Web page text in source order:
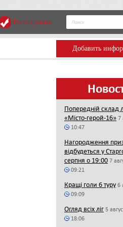
Регистрация
Добавить
Попередній склад
«Місто-герой-16» 7
10:47
Нагородження
відбудеться у
серпня о 19:00 7
09:21
Кращі голи 6 туру 6
09:09
Огляд всіх ліг 5
18:06